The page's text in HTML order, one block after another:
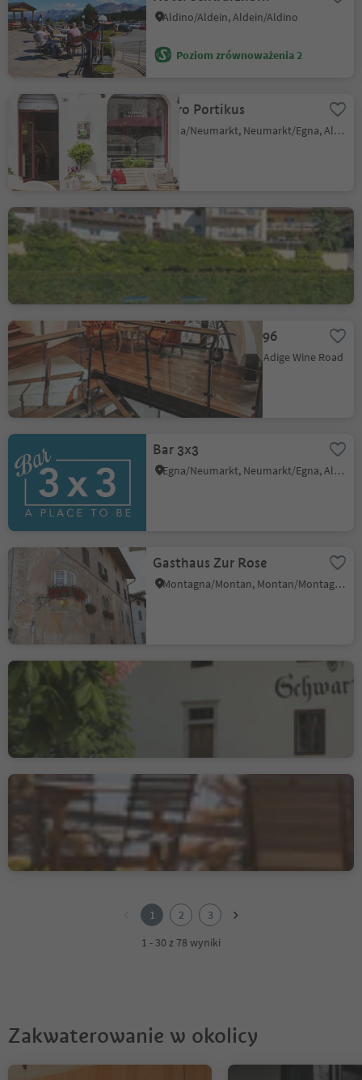
Aldino/Aldein, Aldein/Aldino
Poziom zrównoważenia 2
Bistro Portikus
Egna/Neumarkt, Neumarkt/Egna, Alto Adige Wine Road
Albergo Aquila D'Oro
Amalia Pernter 1896
Salorno/Salurn, Alto Adige Wine Road
Bar 3x3
Egna/Neumarkt, Neumarkt/Egna, Alto Adige Wine Road
Gasthaus Zur Rose
Montagna/Montan, Montan/Montagna, Alto Adige Wine Road
Restaurant Schwarz Adler
Cortaccia s.S.d.V./Kurtatsch, Kurtatsch an der Weinstraße/Cortaccia sulla Strada del Vino, Alto Adige Wine Road
Albergo Zirmerhof
Redagno/Radein, Aldein/Aldino
1 2
3
1 - 30 z 78 wyniki
Zakwaterowanie w okolicy